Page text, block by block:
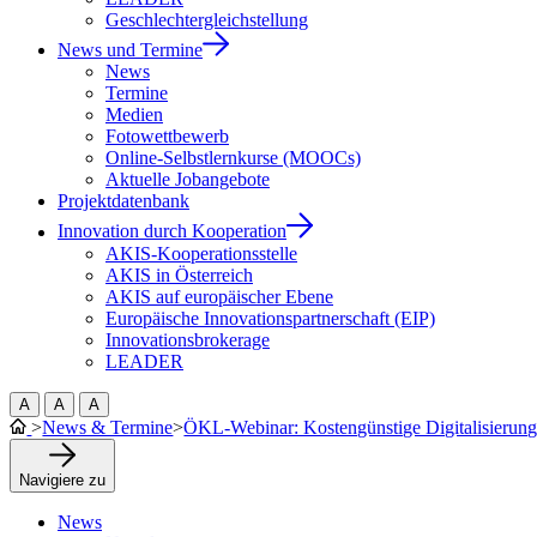
Geschlechtergleichstellung
News und Termine
News
Termine
Medien
Fotowettbewerb
Online-Selbstlernkurse (MOOCs)
Aktuelle Jobangebote
Projektdatenbank
Innovation durch Kooperation
AKIS-Kooperationsstelle
AKIS in Österreich
AKIS auf europäischer Ebene
Europäische Innovationspartnerschaft (EIP)
Innovationsbrokerage
LEADER
A A A
>News & Termine>ÖKL-Webinar: Kostengünstige
Navigiere zu
News